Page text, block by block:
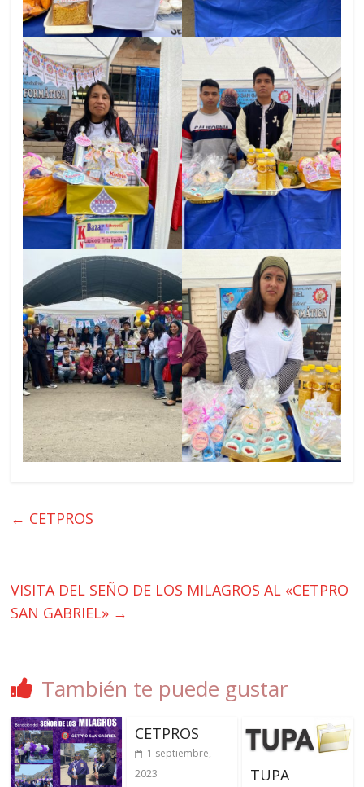
← CETPROS
VISITA DEL SEÑO DE LOS MILAGROS AL «CETPRO
SAN GABRIEL» →
También te puede gustar
CETPROS
1 septiembre,
2023
TUPA